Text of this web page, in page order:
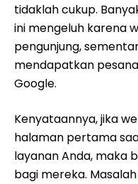
tidaklah cukup.
ini mengeluh karena
pengunjung,
mendapatkan
Google.
Kenyataannya, jika
halaman pertama
layanan Anda, maka
bagi mereka.